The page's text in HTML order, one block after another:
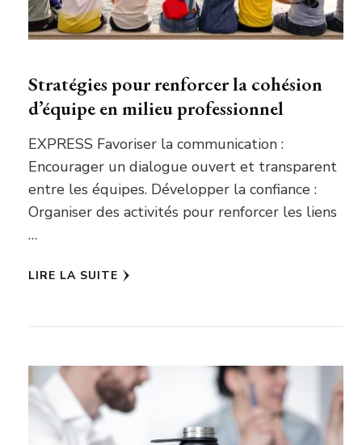
Stratégies pour renforcer la cohésion
d’équipe en milieu professionnel
EXPRESS Favoriser la communication :
Encourager un dialogue ouvert et transparent
entre les équipes. Développer la confiance :
Organiser des activités pour renforcer les liens
…
LIRE LA SUITE